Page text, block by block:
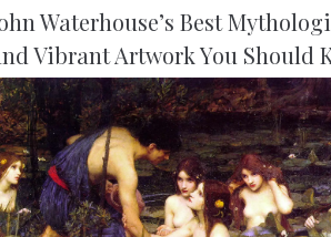
Waterhouse’s Best
Vibrant Artwork You Should